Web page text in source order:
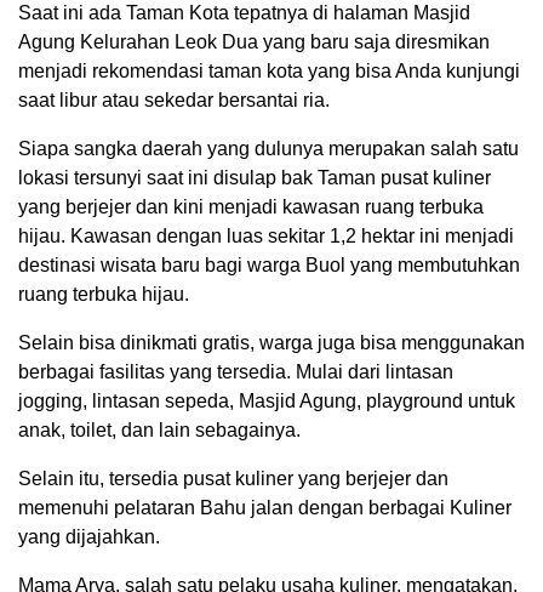
Saat ini ada Taman Kota tepatnya di halaman Masjid
Agung Kelurahan Leok Dua yang baru saja diresmikan
menjadi rekomendasi taman kota yang bisa Anda kunjungi
saat libur atau sekedar bersantai ria.
Siapa sangka daerah yang dulunya merupakan salah satu
lokasi tersunyi saat ini disulap bak Taman pusat kuliner
yang berjejer dan kini menjadi kawasan ruang terbuka
hijau. Kawasan dengan luas sekitar 1,2 hektar ini menjadi
destinasi wisata baru bagi warga Buol yang membutuhkan
ruang terbuka hijau.
Selain bisa dinikmati gratis, warga juga bisa menggunakan
berbagai fasilitas yang tersedia. Mulai dari lintasan
jogging, lintasan sepeda, Masjid Agung, playground untuk
anak, toilet, dan lain sebagainya.
Selain itu, tersedia pusat kuliner yang berjejer dan
memenuhi pelataran Bahu jalan dengan berbagai Kuliner
yang dijajahkan.
Mama Arya, salah satu pelaku usaha kuliner, mengatakan,